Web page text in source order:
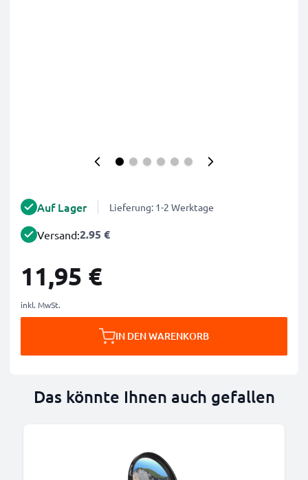
Auf Lager Lieferung: 1-2 Werktage
Versand:2.95 €
11,95 €
inkl. MwSt.
IN DEN WARENKORB
Das könnte Ihnen auch gefallen